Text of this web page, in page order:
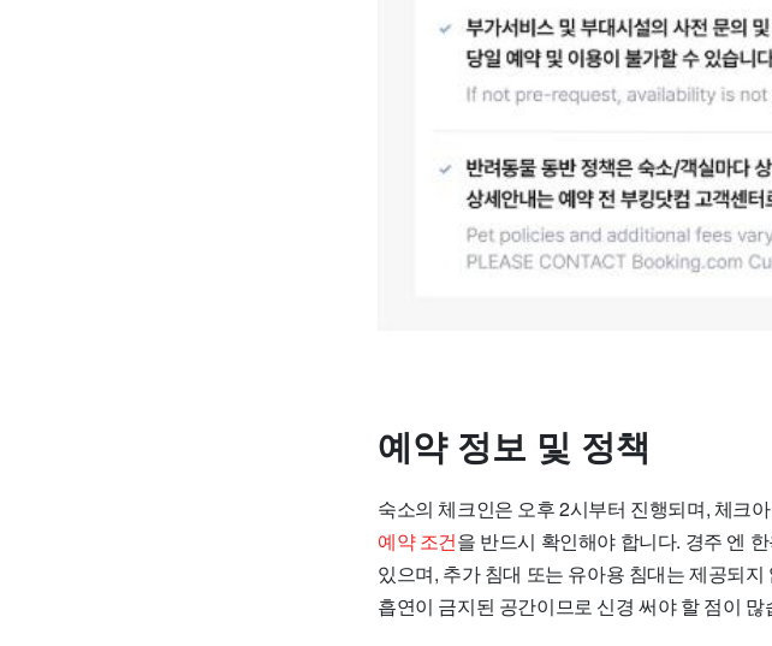
예약 정보 및 정책
숙소의 체크인은 오후 2시부터 진행되며, 체크
예약 조건을 반드시 확인해야 합니다. 경주 엔
있으며, 추가 침대 또는 유아용 침대는 제공되
흡연이 금지된 공간이므로 신경 써야 할 점이 많